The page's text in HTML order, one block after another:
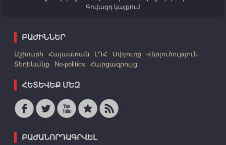
Գովազդ կայքում
ԲԱԺԻՆՆԵՐ
Աշխարհ Հայաստան ԼՂՀ Սփյուռք
Վերլուծություն
Տեղեկանք
No-politics Հարցազրույց
ՀԵՏԵՎԵՔ ՄԵԶ
ԲԱԺԱՆՈՐԴԱԳՐՎԵԼ